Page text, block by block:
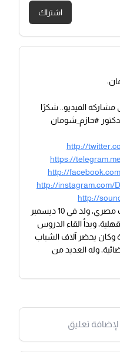
اشتراك
مشاركة الفيديو.. شكرًا
#حازم_شومان
http://
https://
http://
http://instagram.com/
http://
حازم شومان، داعية إسلامي وطبيب مصري، ولد في 10 ديسمبر
وبدأ القاء الدروس
وكان يحضر آلاف الشباب
وله العديد من
لإضافة تعليق